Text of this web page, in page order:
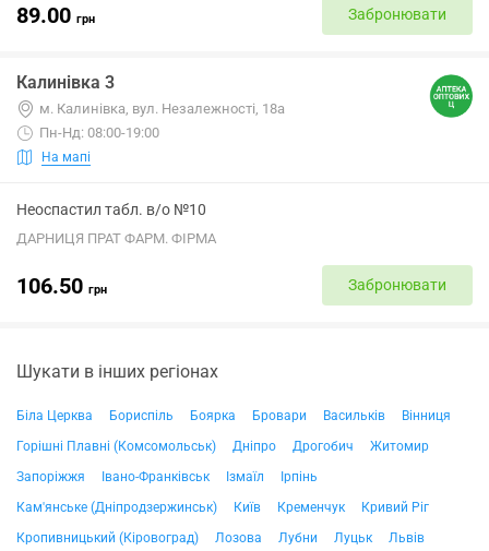
89.00 грн Забронювати
Калинівка 3
м. Калинівка, вул. Незалежності, 18а
Пн-Нд: 08:00-19:00
На мапі
Неоспастил табл. в/о №10
ДАРНИЦЯ ПРАТ ФАРМ. ФІРМА
106.50 грн Забронювати
Шукати в інших регіонах
Біла Церква Бориспіль Боярка Бровари Васильків
Вінниця
Горішні Плавні (Комсомольськ)
Дніпро Дрогобич
Житомир
Запоріжжя
Івано-Франківськ Ізмаїл
Ірпінь
Кам'янське (Дніпродзержинськ)
Київ Кременчук
Кривий Ріг
Кропивницький (Кіровоград)
Лозова Лубни Луцьк
Львів